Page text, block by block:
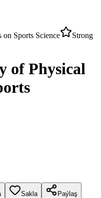
on Sports Science
Strong
of Physical
Sakla Paýlaş